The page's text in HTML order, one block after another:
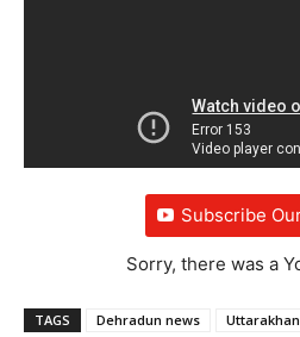
Subscribe
Sorry, there was a
TAGS Dehradun news